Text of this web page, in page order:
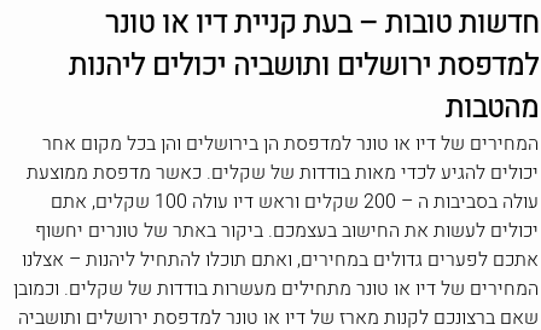
חדשות טובות – בעת קניית דיו או טונר
למדפסת ירושלים ותושביה יכולים ליהנות
מהטבות
המחירים של דיו או טונר למדפסת הן בירושלים והן בכל מקום אחר
יכולים להגיע לכדי מאות בודדות של שקלים. כאשר מדפסת ממוצעת
עולה בסביבות ה – 200 שקלים וראש דיו עולה 100 שקלים, אתם
יכולים לעשות את החישוב בעצמכם. ביקור באתר של טונרים יחשוף
אתכם לפערים גדולים במחירים, ואתם תוכלו להתחיל ליהנות – אצלנו
המחירים של דיו או טונר מתחילים מעשרות בודדות של שקלים. וכמובן
שאם ברצונכם לקנות מארז של דיו או טונר למדפסת ירושלים ותושביה